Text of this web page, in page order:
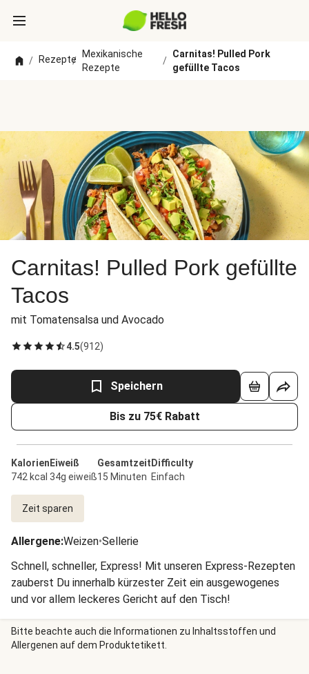
/ Rezepte
/
Mexikanische
Rezepte
/
Carnitas! Pulled Pork
gefüllte Tacos
Carnitas! Pulled Pork gefüllte
Tacos
mit Tomatensalsa und Avocado
4.5(912)
Speichern
Bis zu 75€ Rabatt
Kalorien
742 kcal
Eiweiß
34g eiweiß
Gesamtzeit
15 Minuten
Difficulty
Einfach
Zeit sparen
Allergene:Weizen•Sellerie
Schnell, schneller, Express! Mit unseren Express-Rezepten
zauberst Du innerhalb kürzester Zeit ein ausgewogenes
und vor allem leckeres Gericht auf den Tisch!
Bitte beachte auch die Informationen zu Inhaltsstoffen und
Allergenen auf dem Produktetikett.